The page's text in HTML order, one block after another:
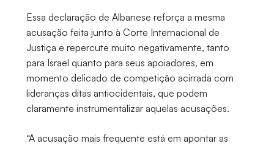
Essa declaração de Albanese reforça a mesma
acusação feita junto à Corte Internacional de
Justiça e repercute muito negativamente, tanto
para Israel quanto para seus apoiadores, em
momento delicado de competição acirrada com
lideranças ditas antiocidentais, que podem
claramente instrumentalizar aquelas acusações.
“A acusação mais frequente está em apontar as